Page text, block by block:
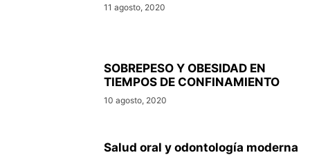
11 agosto, 2020
SOBREPESO Y OBESIDAD EN
TIEMPOS DE CONFINAMIENTO
10 agosto, 2020
Salud oral y odontología moderna